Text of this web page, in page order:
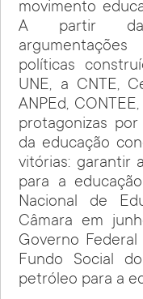
movimento
A partir das
políticas
UNE, a CNTE,
ANPEd,
protagonizas
da educação
vitórias: garantir
para a
Nacional de
Câmara em
Governo
Fundo Social
petróleo para a